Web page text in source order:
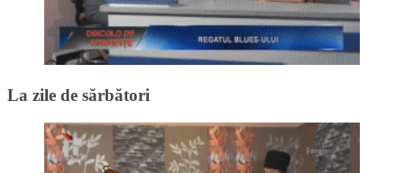
La zile de sărbători